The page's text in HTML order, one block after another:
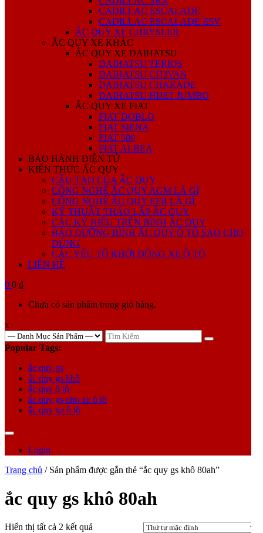
CADILLAC ESCALADE
CADILLAC ESCALADE ESV
ẮC QUY XE CHRYSLER
ẮC QUY XE KHÁC
ẮC QUY XE DAIHATSU
DAIHATSU TERIOS
DAIHATSU CITIVAN
DAIHATSU CHARADE
DAIHATSU HIJET JUMBO
ẮC QUY XE FIAT
FIAT DOBLO
FIAT SIENA
FIAT 500
FIAT ALBEA
BẢO HÀNH ĐIỆN TỬ
KIẾN THỨC ẮC QUY
CẤU TẠO CỦA ẮC QUY
CÔNG NGHỆ ẮC QUY AGM LÀ GÌ
CÔNG NGHỆ ẮC QUY EFB LÀ GÌ
KỸ THUẬT THÁO LẮP ẮC QUY
CÁC KÝ HIỆU TRÊN BÌNH ẮC QUY
BẢO DƯỠNG BÌNH ẮC QUY Ô TÔ SAO CHO
ĐÚNG
CÁC YẾU TỐ KHỞI ĐỘNG XE Ô TÔ
LIÊN HỆ
0 0 ₫
Chưa có sản phẩm trong giỏ hàng.
x
TÌM
KIẾM
Popular Tags:
ắc quy gs
ắc quy gs khô
ắc quy ô tô
ắc quy gs cho xe ô tô
ắc quy xe ô tô
Login
Trang chủ / Sản phẩm được gắn thẻ “ắc quy gs khô 80ah”
ắc quy gs khô 80ah
Hiển thị tất cả 2 kết quả